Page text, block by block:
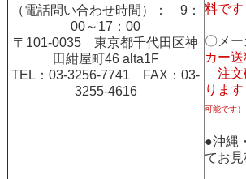
（電話問い合わせ時間）： 9：
00～17：00
〒101-0035 東京都千代田区神
田紺屋町46 alta1F
TEL：03-3256-7741 FAX：03-
3255-4616
料です
〇メー
カー
注文
ります
可能です）
●沖縄
てお